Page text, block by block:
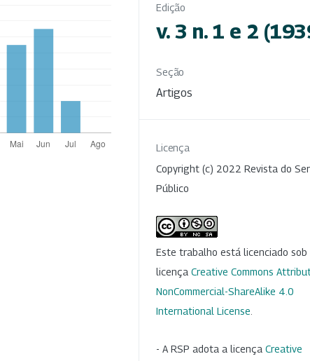
Edição
v. 3 n. 1 e 2
Seção
Artigos
Licença
Copyright (c) 2022 Revista do
Público
Este trabalho está licenciado sob
licença Creative Commons
NonCommercial-ShareAlike 4.0
International License
- A RSP adota a licença Creative